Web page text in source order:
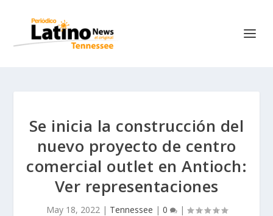
Se inicia la construcción del
nuevo proyecto de centro
comercial outlet en Antioch:
Ver representaciones
May 18, 2022| Tennessee | 0 |